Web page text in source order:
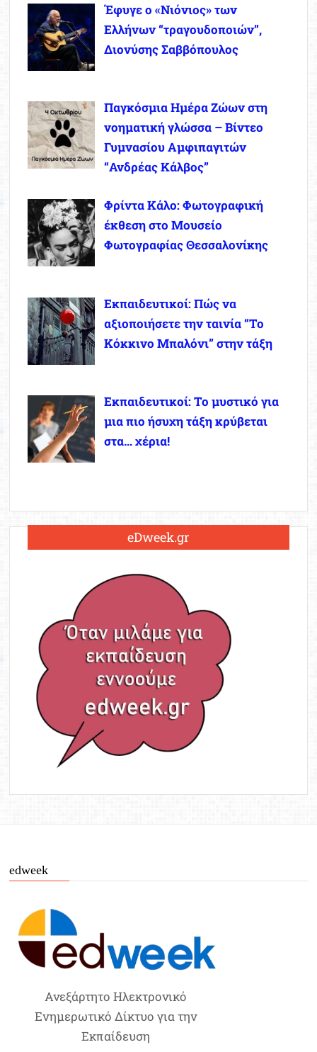
Έφυγε ο «Νιόνιος» των
Ελλήνων “τραγουδοποιών”,
Διονύσης Σαββόπουλος
Παγκόσμια Ημέρα Ζώων στη
νοηματική γλώσσα – Βίντεο
Γυμνασίου Αμφιπαγιτών
“Ανδρέας Κάλβος”
Φρίντα Κάλο: Φωτογραφική
έκθεση στο Μουσείο
Φωτογραφίας Θεσσαλονίκης
Εκπαιδευτικοί: Πώς να
αξιοποιήσετε την ταινία “Το
Κόκκινο Μπαλόνι” στην τάξη
Εκπαιδευτικοί: Το μυστικό για
μια πιο ήσυχη τάξη κρύβεται
στα… χέρια!
eDweek.gr
edweek
Ανεξάρτητο Ηλεκτρονικό
Ενημερωτικό Δίκτυο για την
Εκπαίδευση